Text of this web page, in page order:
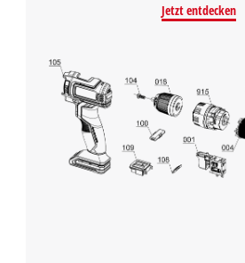
Jetzt entdecken